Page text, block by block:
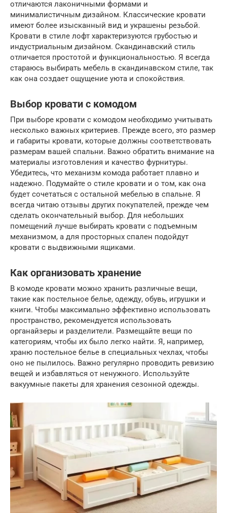
отличаются лаконичными формами и
минималистичным дизайном. Классические кровати
имеют более изысканный вид и украшены резьбой.
Кровати в стиле лофт характеризуются грубостью и
индустриальным дизайном. Скандинавский стиль
отличается простотой и функциональностью. Я всегда
стараюсь выбирать мебель в скандинавском стиле, так
как она создает ощущение уюта и спокойствия.
Выбор кровати с комодом
При выборе кровати с комодом необходимо учитывать
несколько важных критериев. Прежде всего, это размер
и габариты кровати, которые должны соответствовать
размерам вашей спальни. Важно обратить внимание на
материалы изготовления и качество фурнитуры.
Убедитесь, что механизм комода работает плавно и
надежно. Подумайте о стиле кровати и о том, как она
будет сочетаться с остальной мебелью в спальне. Я
всегда читаю отзывы других покупателей, прежде чем
сделать окончательный выбор. Для небольших
помещений лучше выбирать кровати с подъемным
механизмом, а для просторных спален подойдут
кровати с выдвижными ящиками.
Как организовать хранение
В комоде кровати можно хранить различные вещи,
такие как постельное белье, одежду, обувь, игрушки и
книги. Чтобы максимально эффективно использовать
пространство, рекомендуется использовать
органайзеры и разделители. Размещайте вещи по
категориям, чтобы их было легко найти. Я, например,
храню постельное белье в специальных чехлах, чтобы
оно не пылилось. Важно регулярно проводить ревизию
вещей и избавляться от ненужного. Используйте
вакуумные пакеты для хранения сезонной одежды.